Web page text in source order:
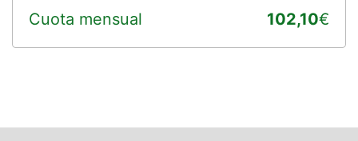
Cuota mensual 102,10€